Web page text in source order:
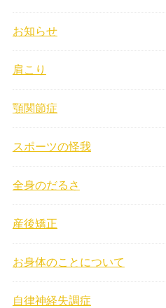
お知らせ
肩こり
顎関節症
スポーツの怪我
全身のだるさ
産後矯正
お身体のことについて
自律神経失調症